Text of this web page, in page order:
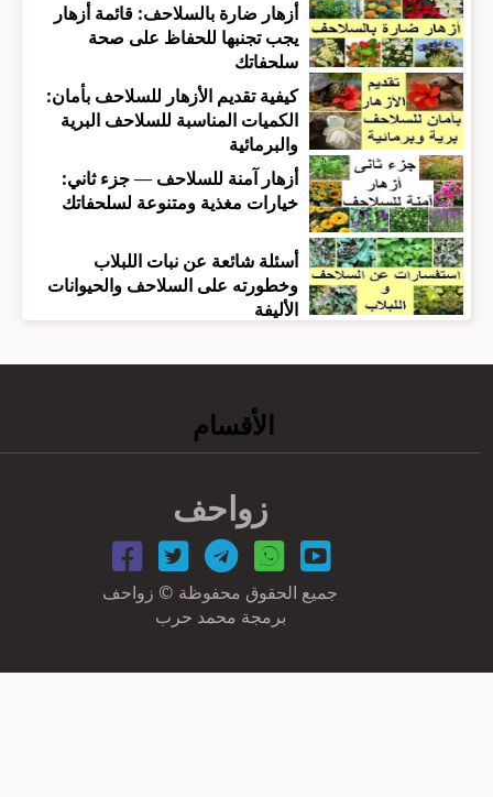
أزهار ضارة بالسلاحف: قائمة أزهار
يجب تجنبها للحفاظ على صحة
سلحفاتك
كيفية تقديم الأزهار للسلاحف بأمان:
الكميات المناسبة للسلاحف البرية
والبرمائية
أزهار آمنة للسلاحف — جزء ثاني:
خيارات مغذية ومتنوعة لسلحفاتك
أسئلة شائعة عن نبات اللبلاب
وخطورته على السلاحف والحيوانات
الأليفة
الأقسام
زواحف
جميع الحقوق محفوظة © زواحف
برمجة محمد حرب